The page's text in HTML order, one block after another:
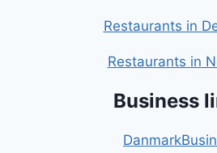
Restaurants in
Restaurants in
Business